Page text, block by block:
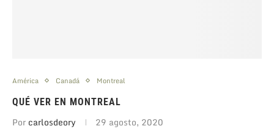
América Canadá Montreal
QUÉ VER EN MONTREAL
Por carlosdeory 29 agosto, 2020